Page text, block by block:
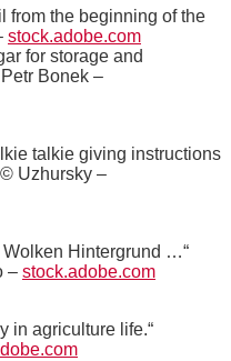
from the beginning of the
stock.adobe.com
for storage and
Bonek –
talkie giving instructions
Uzhursky –
Wolken Hintergrund …“
– stock.adobe.com
in agriculture life.“